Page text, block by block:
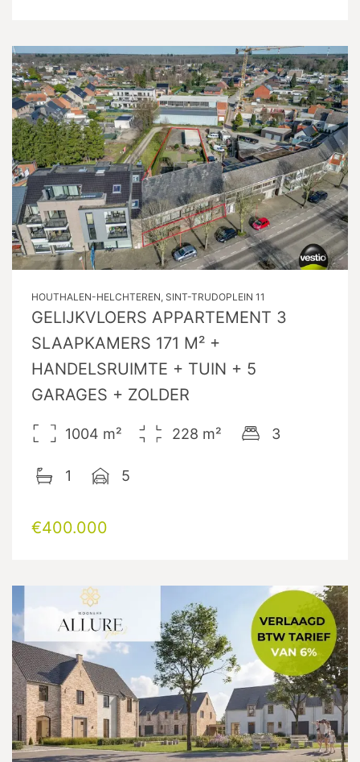
HOUTHALEN-HELCHTEREN, SINT-TRUDOPLEIN 11
GELIJKVLOERS APPARTEMENT 3
SLAAPKAMERS 171 M² +
HANDELSRUIMTE + TUIN + 5
GARAGES + ZOLDER
1004 m² 228 m² 3
1 5
€400.000